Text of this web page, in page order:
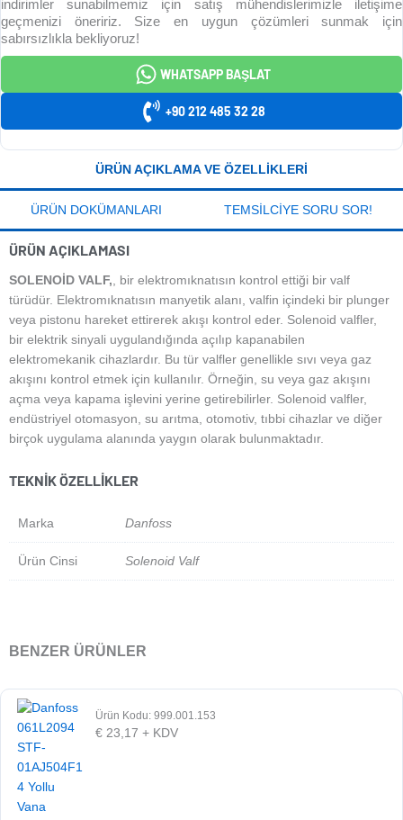
indirimler sunabilmemiz için satış mühendislerimizle iletişime
geçmenizi öneririz. Size en uygun çözümleri sunmak için
sabırsızlıkla bekliyoruz!
WHATSAPP BAŞLAT
+90 212 485 32 28
ÜRÜN AÇIKLAMA VE ÖZELLIKLERI
ÜRÜN DOKÜMANLARI TEMSILCIYE SORU SOR!
ÜRÜN AÇIKLAMASI
SOLENOİD VALF,, bir elektromıknatısın kontrol ettiği bir valf
türüdür. Elektromıknatısın manyetik alanı, valfin içindeki bir plunger
veya pistonu hareket ettirerek akışı kontrol eder. Solenoid valfler,
bir elektrik sinyali uygulandığında açılıp kapanabilen
elektromekanik cihazlardır. Bu tür valfler genellikle sıvı veya gaz
akışını kontrol etmek için kullanılır. Örneğin, su veya gaz akışını
açma veya kapama işlevini yerine getirebilirler. Solenoid valfler,
endüstriyel otomasyon, su arıtma, otomotiv, tıbbi cihazlar ve diğer
birçok uygulama alanında yaygın olarak bulunmaktadır.
TEKNIK ÖZELLIKLER
Marka Danfoss
Ürün Cinsi Solenoid Valf
BENZER ÜRÜNLER
Ürün Kodu: 999.001.153
€ 23,17 + KDV